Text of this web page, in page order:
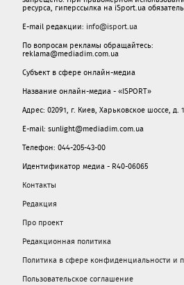
ресурса, гиперссылка на iSport.ua
E-mail редакции: info@isport.ua
По вопросам рекламы обращайтесь:
reklama@mediadim.com.ua
Субъект в сфере онлайн-медиа
Название онлайн-медиа - «ISPORT»
Адрес: 02091, г. Киев, Харьковское шоссе, д.
E-mail: sunlight@mediadim.com.ua
Телефон: 044-205-43-00
Идентификатор медиа - R40-06065
Контакты
Редакция
Про проект
Редакционная политика
Политика в сфере конфиденциальности и
Пользовательское соглашение